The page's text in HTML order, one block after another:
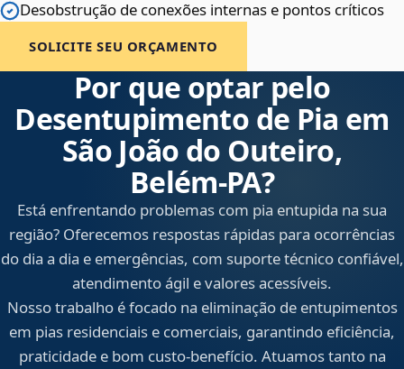
Desobstrução de conexões internas e pontos críticos
SOLICITE SEU ORÇAMENTO
Por que optar pelo
Desentupimento de Pia em
São João do Outeiro,
Belém‑PA?
Está enfrentando problemas com pia entupida na sua
região? Oferecemos respostas rápidas para ocorrências
do dia a dia e emergências, com suporte técnico confiável,
atendimento ágil e valores acessíveis.
Nosso trabalho é focado na eliminação de entupimentos
em pias residenciais e comerciais, garantindo eficiência,
praticidade e bom custo-benefício. Atuamos tanto na